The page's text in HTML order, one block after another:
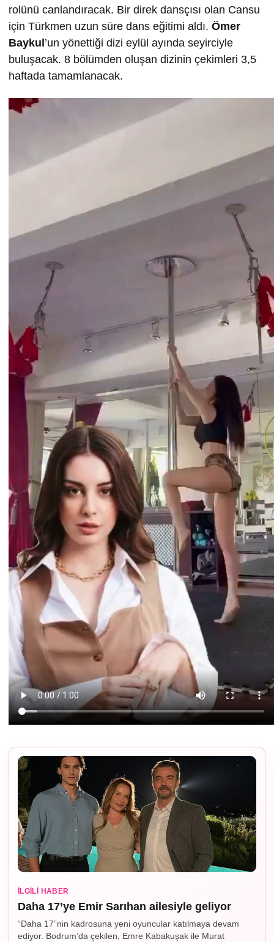
rolünü canlandıracak. Bir direk dansçısı olan Cansu
için Türkmen uzun süre dans eğitimi aldı. Ömer
Baykul’un yönettiği dizi eylül ayında seyirciyle
buluşacak. 8 bölümden oluşan dizinin çekimleri 3,5
haftada tamamlanacak.
İLGILI HABER
Daha 17’ye Emir Sarıhan ailesiyle geliyor
“Daha 17”nin kadrosuna yeni oyuncular katılmaya devam
ediyor. Bodrum’da çekilen, Emre Kabakuşak ile Murat